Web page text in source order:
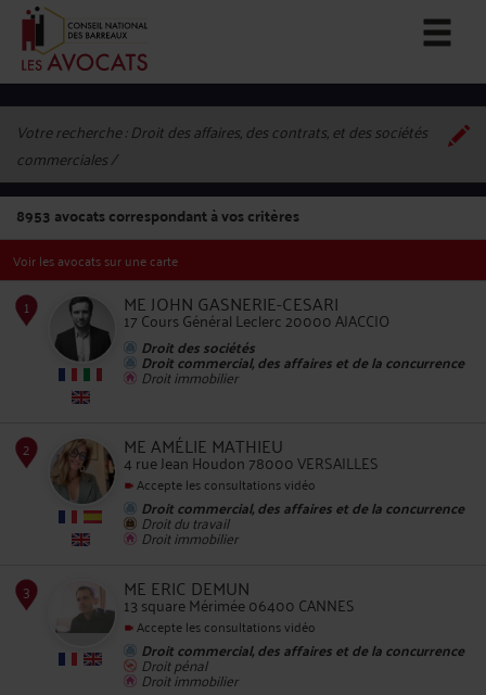
Votre recherche :Droit des affaires, des contrats, et des sociétés
commerciales
8953avocats correspondant à vos critères
Voir les avocats sur une carte
ME JOHN GASNERIE-CESARI
17 Cours Général Leclerc 20000 AJACCIO
Droit des sociétés
Droit commercial, des affaires et de la concurrence
Droit immobilier
ME AMÉLIE MATHIEU
4 rue Jean Houdon 78000 VERSAILLES
Accepte les consultations vidéo
Droit commercial, des affaires et de la concurrence
Droit du travail
Droit immobilier
ME ERIC DEMUN
13 square Mérimée 06400 CANNES
Accepte les consultations vidéo
Droit commercial, des affaires et de la concurrence
Droit pénal
Droit immobilier